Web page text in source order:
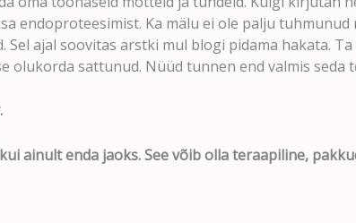
endoproteesimist. Ka mälu ei ole palju tuhmunud
ajal soovitas arstki mul blogi pidama hakata.
olukorda sattunud. Nüüd tunnen end valmis seda
ainult enda jaoks. See võib olla teraapiline,